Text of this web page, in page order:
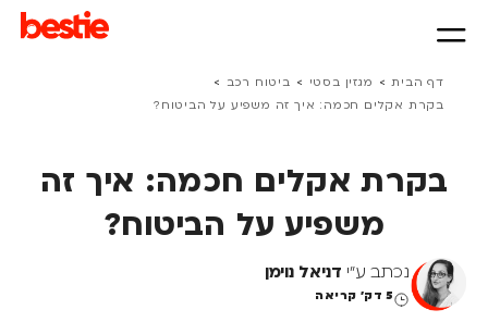
דף הבית > מגזין בסטי > ביטוח רכב >
בקרת אקלים חכמה: איך זה משפיע על הביטוח?
בקרת אקלים חכמה: איך זה
משפיע על הביטוח?
נכתב ע"י דניאל נוימן
5 דק' קריאה